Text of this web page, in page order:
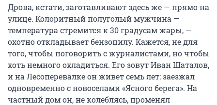
Дрова, кстати, заготавливают здесь же — прямо на
улице. Колоритный полуголый мужчина —
температура стремится к 30 градусам жары, —
охотно откладывает бензопилу. Кажется, не для
того, чтобы поговорить с журналистами, но чтобы
хоть немного охладиться. Его зовут Иван Шаталов,
и на Лесоперевалке он живет семь лет: заезжал
одновременно с новоселами «Ясного берега». На
частный дом он, не колеблясь, променял